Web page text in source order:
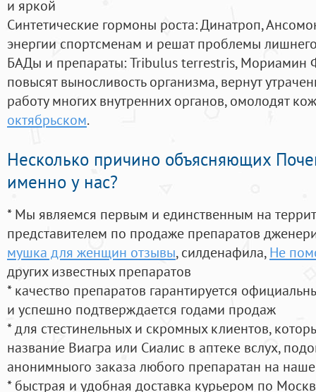
и яркой
Синтетические гормоны роста: Динатроп,
энергии спортсменам и решат проблемы
БАДы и препараты:Tribulus terrestris, Мориамин
повысят выносливость организма, вернут
работу многих внутренних органов, омолодят
октябрьском.
Несколько причино объясняющих
именно у нас?
* Мы являемся первым и единственным на
представителем по продаже препаратов
мушка для женщин отзывы, силденафила, Не
других известных препаратов
* качество препаратов гарантируется
и успешно подтверждается годами продаж
* для стестинельных и скромных клиентов,
название Виагра или Сиалис в аптеке вслух,
анонимныого заказа любого препаратан на
* быстрая и удобная доставка курьером по